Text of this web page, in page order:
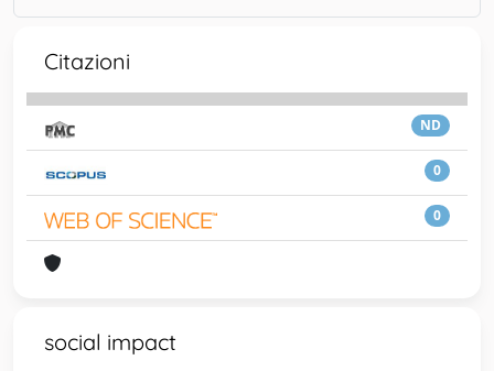
Citazioni
ND
0
0
social impact